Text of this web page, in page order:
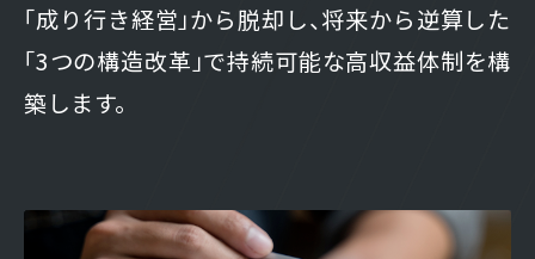
「成り行き経営」から脱却し、将来から逆算した
「3つの構造改革」で持続可能な高収益体制を構
築します。